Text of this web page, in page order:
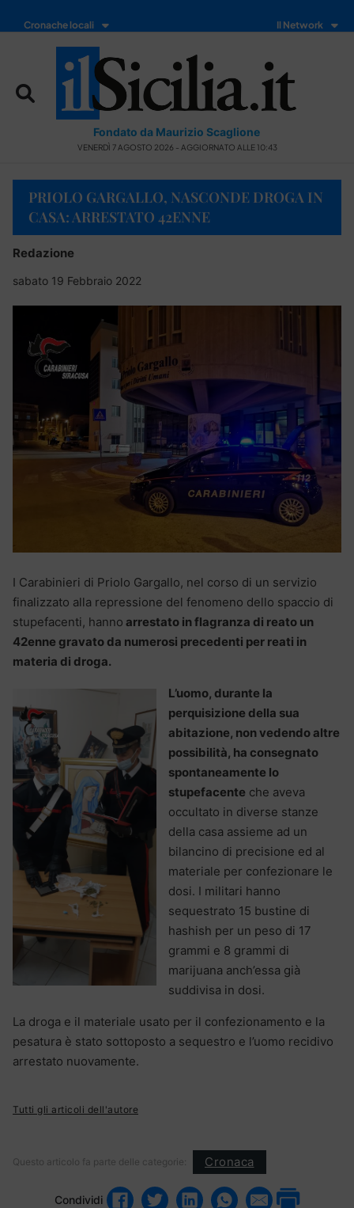
Cronache locali Il Network
Fondato da Maurizio Scaglione
VENERDÌ 7 AGOSTO 2026 - AGGIORNATO ALLE 10:43
PRIOLO GARGALLO, NASCONDE DROGA IN
CASA: ARRESTATO 42ENNE
Redazione
sabato 19 Febbraio 2022
I Carabinieri di Priolo Gargallo, nel corso di un servizio
finalizzato alla repressione del fenomeno dello spaccio di
stupefacenti, hanno arrestato in flagranza di reato un
42enne gravato da numerosi precedenti per reati in
materia di droga.
L’uomo, durante la
perquisizione della sua
abitazione, non vedendo altre
possibilità, ha consegnato
spontaneamente lo
stupefacente che aveva
occultato in diverse stanze
della casa assieme ad un
bilancino di precisione ed al
materiale per confezionare le
dosi. I militari hanno
sequestrato 15 bustine di
hashish per un peso di 17
grammi e 8 grammi di
marijuana anch’essa già
suddivisa in dosi.
La droga e il materiale usato per il confezionamento e la
pesatura è stato sottoposto a sequestro e l’uomo recidivo
arrestato nuovamente.
Tutti gli articoli dell'autore
Questo articolo fa parte delle categorie: Cronaca
Condividi